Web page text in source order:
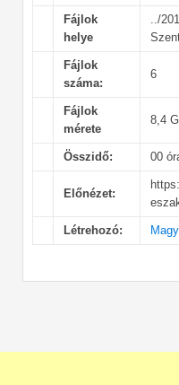
Fájlok
helye
../
Fájlok
száma:
6
Fájlok
mérete
8,4
Összidő: 00
Előnézet:
Létrehozó: